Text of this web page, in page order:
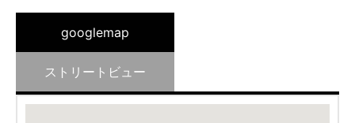
googlemap
ストリートビュー